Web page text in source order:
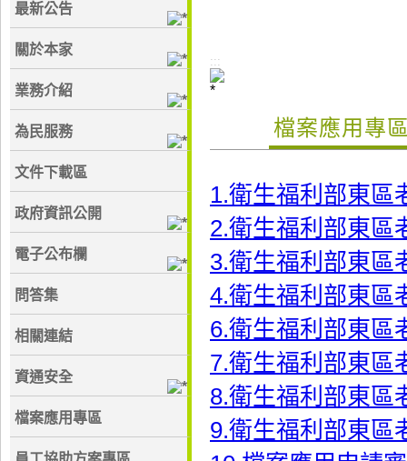
最新公告
關於本家
業務介紹
為民服務
文件下載區
政府資訊公開
電子公布欄
問答集
相關連結
資通安全
檔案應用專區
:::
檔案應用專
1.衛生福利部東區
2.衛生福利部東區
3.衛生福利部東區
4.衛生福利部東區
6.衛生福利部東區
7.衛生福利部東區
8.衛生福利部東區
9.衛生福利部東區